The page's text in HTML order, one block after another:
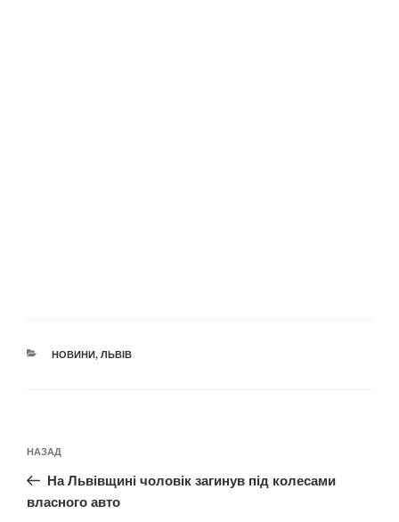
КАТЕГОРІЇ
НОВИНИ, ЛЬВІВ
записів
Попередній
запис:
НАЗАД
На Львівщині чоловік загинув під колесами
власного авто